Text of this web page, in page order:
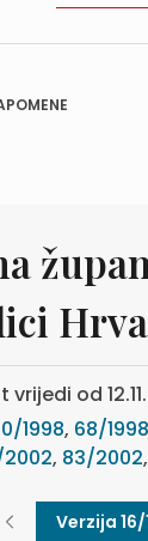
od
1998, 68/1998
, 83/2002,
Verzija 16/